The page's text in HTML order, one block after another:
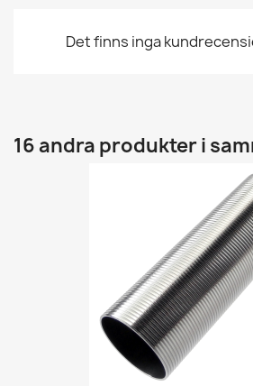
Det finns inga
16 andra produkter i